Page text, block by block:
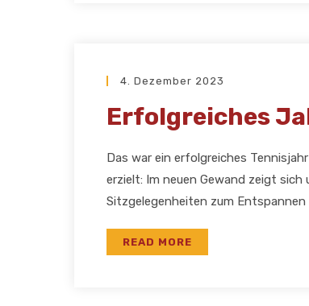
4. Dezember 2023
Erfolgreiches
Das war ein erfolgreiches
erzielt: Im neuen Gewand zeigt sich
Sitzgelegenheiten zum Entspannen
READ MORE